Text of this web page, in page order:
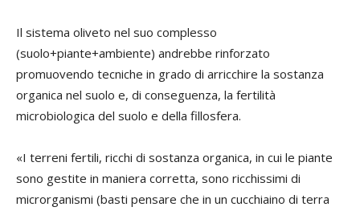
Il sistema oliveto nel suo complesso
(suolo+piante+ambiente) andrebbe rinforzato
promuovendo tecniche in grado di arricchire la sostanza
organica nel suolo e, di conseguenza, la fertilità
microbiologica del suolo e della fillosfera.
«I terreni fertili, ricchi di sostanza organica, in cui le piante
sono gestite in maniera corretta, sono ricchissimi di
microrganismi (basti pensare che in un cucchiaino di terra